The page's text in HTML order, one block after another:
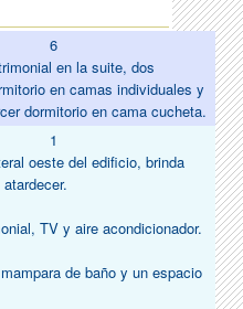
6
en la suite, dos
en camas individuales y
dormitorio en cama cucheta.
1
oeste del edificio, brinda
TV y aire acondicionador.
de baño y un espacio